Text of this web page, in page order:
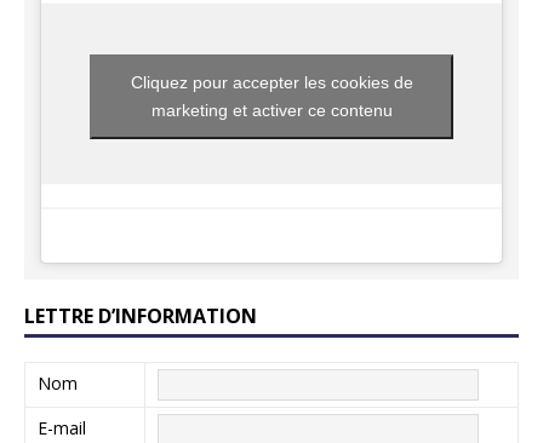
Cliquez pour accepter les cookies de
marketing et activer ce contenu
LETTRE D’INFORMATION
Nom
E-mail